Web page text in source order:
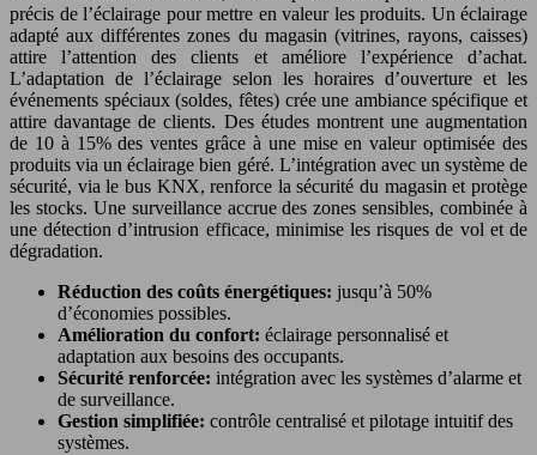
précis de l’éclairage pour mettre en valeur les produits. Un éclairage
adapté aux différentes zones du magasin (vitrines, rayons, caisses)
attire l’attention des clients et améliore l’expérience d’achat.
L’adaptation de l’éclairage selon les horaires d’ouverture et les
événements spéciaux (soldes, fêtes) crée une ambiance spécifique et
attire davantage de clients. Des études montrent une augmentation
de 10 à 15% des ventes grâce à une mise en valeur optimisée des
produits via un éclairage bien géré. L’intégration avec un système de
sécurité, via le bus KNX, renforce la sécurité du magasin et protège
les stocks. Une surveillance accrue des zones sensibles, combinée à
une détection d’intrusion efficace, minimise les risques de vol et de
dégradation.
Réduction des coûts énergétiques: jusqu’à 50%
d’économies possibles.
Amélioration du confort: éclairage personnalisé et
adaptation aux besoins des occupants.
Sécurité renforcée: intégration avec les systèmes d’alarme et
de surveillance.
Gestion simplifiée: contrôle centralisé et pilotage intuitif des
systèmes.